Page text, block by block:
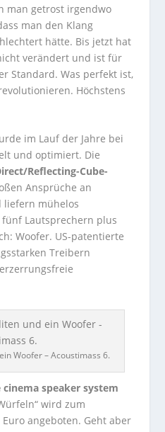
man getrost irgendwo
man den Klang
hätte. Bis jetzt hat
verändert und ist für
Standard. Was perfekt ist,
Höchstens
im Lauf der Jahre bei
und optimiert. Die
Reflecting-Cube-
Ansprüche an
liefern mühelos
Lautsprechern plus
Woofer. US-patentierte
Treibern
Woofer – Acoustimass 6.
speaker system
wird zum
angeboten. Geht aber